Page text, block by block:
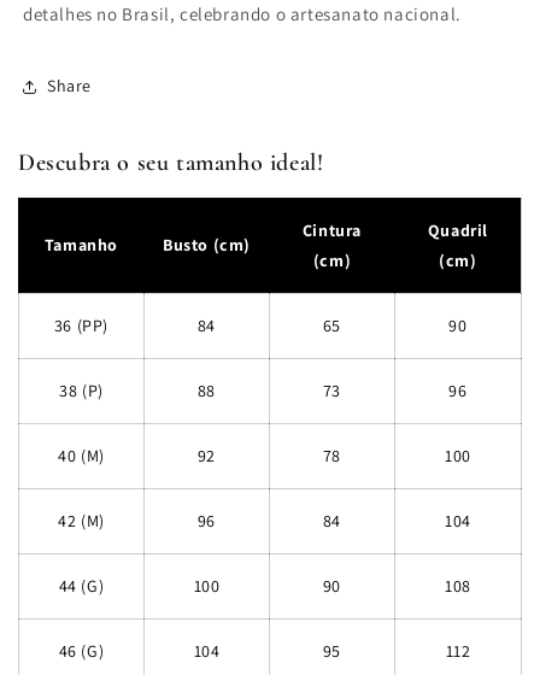
detalhes no Brasil, celebrando o artesanato nacional.
Share
Descubra o seu tamanho ideal!
Tamanho Busto (cm)
Cintura
(cm)
Quadril
(cm)
36 (PP) 84 65 90
38 (P) 88 73 96
40 (M) 92 78 100
42 (M) 96 84 104
44 (G) 100 90 108
46 (G) 104 95 112